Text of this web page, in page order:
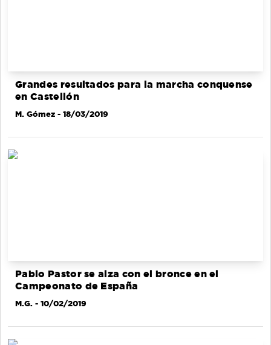
Grandes resultados para la marcha conquense
en Castellón
M. Gómez - 18/03/2019
Pablo Pastor se alza con el bronce en el
Campeonato de España
M.G. - 10/02/2019